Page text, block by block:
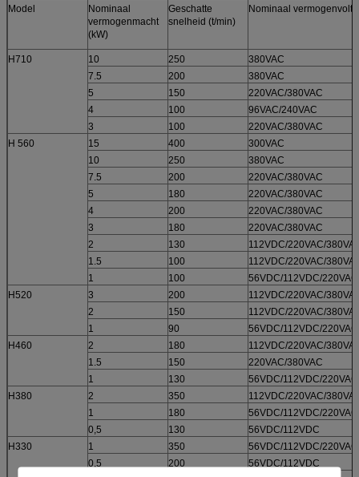
Model
Nominaal
vermogenmacht
(kW)
Geschatte
snelheid (t/min)
Nominaal
H710 10 250
380VAC
7.5
200
380VAC
5
150
220VAC/380VAC
4
100
96VAC/240VAC
3
100
220VAC/380VAC
H 560
15 400
300VAC
10
250
380VAC
7.5
200
220VAC/380VAC
5
180
220VAC/380VAC
4
200
220VAC/380VAC
3
180
220VAC/380VAC
2
130
112VDC/220VAC/
1.5
100
112VDC/220VAC/
1
100
56VDC/112VDC/
H520
3 200
112VDC/220VAC/
2
150
112VDC/220VAC/
1
90
56VDC/112VDC/220VAC
H460
2 180
112VDC/220VAC/
1.5
150
220VAC/380VAC
1
130
56VDC/112VDC/220VAC
H380
2 350
112VDC/220VAC/
1
180
56VDC/112VDC/220VAC
0,5
130
56VDC/112VDC
H330
1 350
56VDC/112VDC/220VAC
0,5
200
56VDC/112VDC